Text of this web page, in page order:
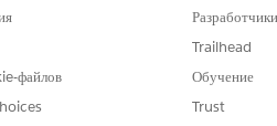
DATA
Text
Number
файлов
Trailhead
Обучение
Trust